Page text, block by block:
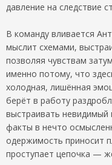
давление на следствие
В команду вливается
мыслит схемами,
позволяя чувствам
именно потому, что
холодная, лишённая
берёт в работу
выстраивать
факты в нечто
одержимость приносит
проступает цепочка —